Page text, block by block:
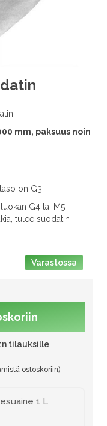
mm, paksuus noin
on G3.
G4 tai M5
tulee suodatin
Varastossa
tilauksille
1 L